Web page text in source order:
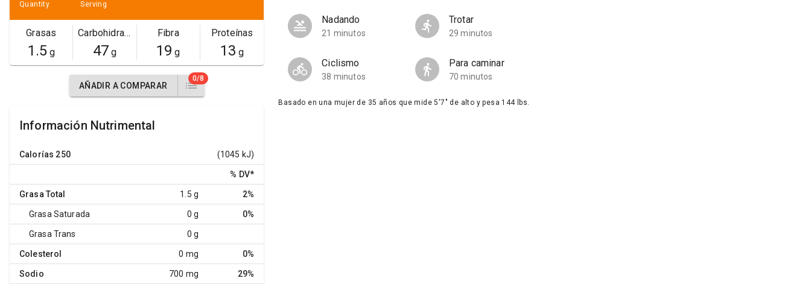
Quantity Serving
Grasas
1.5g
Carbohidratos
47 g
Fibra
19 g
Proteínas
13 g
AÑADIR A COMPARAR
0/8
Información Nutrimental
Calorías 250 (1045 kJ)
% DV*
Grasa Total 1.5 g 2%
Grasa Saturada 0 g 0%
Grasa Trans 0 g
Colesterol 0 mg 0%
Sodio 700 mg 29%
Nadando
21 minutos
Trotar
29 minutos
Ciclismo
38 minutos
Para caminar
70 minutos
Basado en una mujer de 35 años que mide 5'7" de alto y pesa 144 lbs.